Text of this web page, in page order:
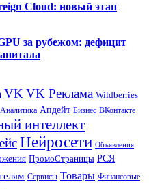
Cloud: новый этап
за рубежом: дефицит
VKVK Реклама Wildberries
Аналитика Апдейт Бизнес ВКонтакте
интеллект
Нейросети Объявления
ПромоСтраницы РСЯ
Сервисы Товары Финансовые